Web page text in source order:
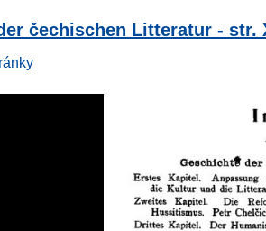
čechischen Litteratur - str.